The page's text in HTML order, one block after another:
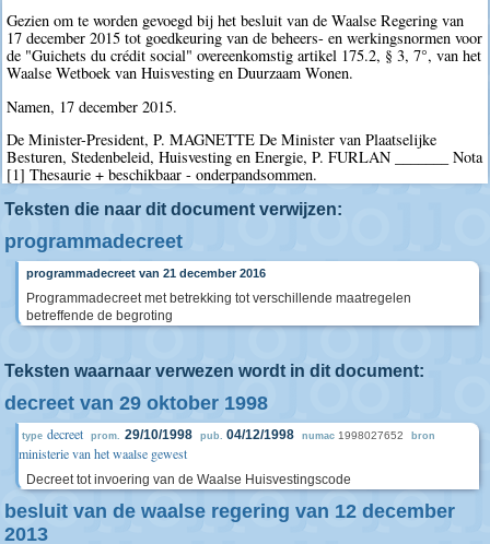
Gezien om te worden gevoegd bij het besluit van de Waalse Regering van
17 december 2015 tot goedkeuring van de beheers- en werkingsnormen voor
de "Guichets du crédit social" overeenkomstig artikel 175.2, § 3, 7°, van het
Waalse Wetboek van Huisvesting en Duurzaam Wonen.
Namen, 17 december 2015.
De Minister-President, P. MAGNETTE De Minister van Plaatselijke
Besturen, Stedenbeleid, Huisvesting en Energie, P. FURLAN _______ Nota
[1] Thesaurie + beschikbaar - onderpandsommen.
Teksten die naar dit document verwijzen:
programmadecreet
programmadecreet van 21 december 2016
Programmadecreet met betrekking tot verschillende maatregelen
betreffende de begroting
Teksten waarnaar verwezen wordt in dit document:
decreet van 29 oktober 1998
type decreet prom. 29/10/1998 pub. 04/12/1998 numac 1998027652 bron
ministerie van het waalse gewest
Decreet tot invoering van de Waalse Huisvestingscode
besluit van de waalse regering van 12 december
2013